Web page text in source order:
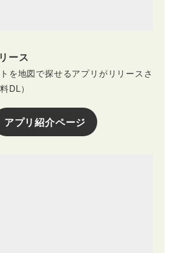
ース
を地図で探せるアプリがリリースさ
DL）
アプリ紹介ページ